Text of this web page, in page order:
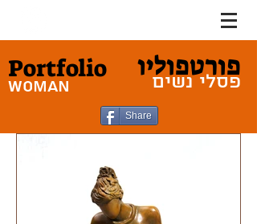
פורטפוליו
פסלי נשים woman
Portfolio
Share